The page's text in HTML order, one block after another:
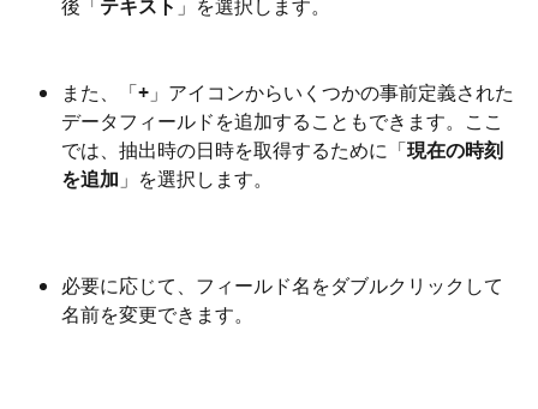
後「 テキスト 」を選択します。
また、「+」アイコンからいくつかの事前定義された
データフィールドを追加することもできます。ここ
では、抽出時の日時を取得するために「現在の時刻
を追加」を選択します。
必要に応じて、フィールド名をダブルクリックして
名前を変更できます。